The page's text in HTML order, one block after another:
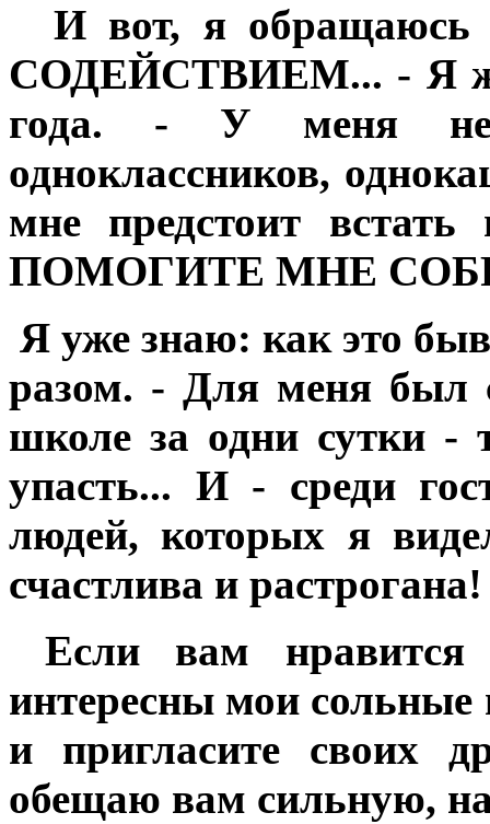
И вот, я
СОДЕЙСТВИЕМ... - Я
года. - У меня нет
одноклассников,
мне предстоит
ПОМОГИТЕ МНЕ
Я уже знаю: как это
разом. - Для меня был
школе за одни сутки -
упасть... И - среди
людей, которых я
счастлива и растрогана!
Если вам нравится
интересны мои
и пригласите своих
обещаю вам сильную,